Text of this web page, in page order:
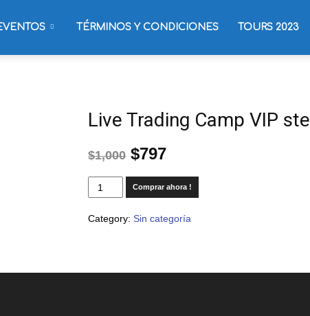
TÉRMINOS Y CONDICIONES TOURS 2023
Live Trading Camp VIP ste
$1,000 $797
Comprar ahora !
Category:Sin categoría